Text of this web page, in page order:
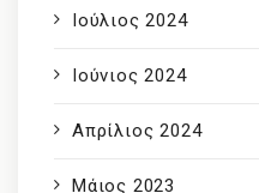
Ιούλιος 2024
Ιούνιος 2024
Απρίλιος 2024
Μάιος 2023